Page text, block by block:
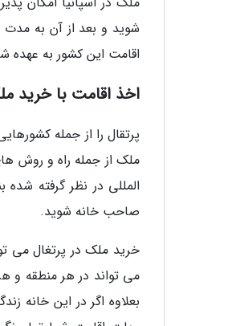
شوید و بعد از آن به مدت
اقامت این کشور به عهده
اخذ اقامت با خرید
پرتقال را از جمله
ملک از جمله راه و روش
المللی در نظر گرفته شده
صاحب خانه شوید.
می تواند در هر منطقه و